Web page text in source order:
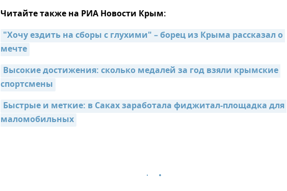
Читайте также на РИА Новости Крым:
"Хочу ездить на сборы с глухими" – борец из Крыма рассказал о
мечте
Высокие достижения: сколько медалей за год взяли крымские
спортсмены
Быстрые и меткие: в Саках заработала фиджитал-площадка для
маломобильных